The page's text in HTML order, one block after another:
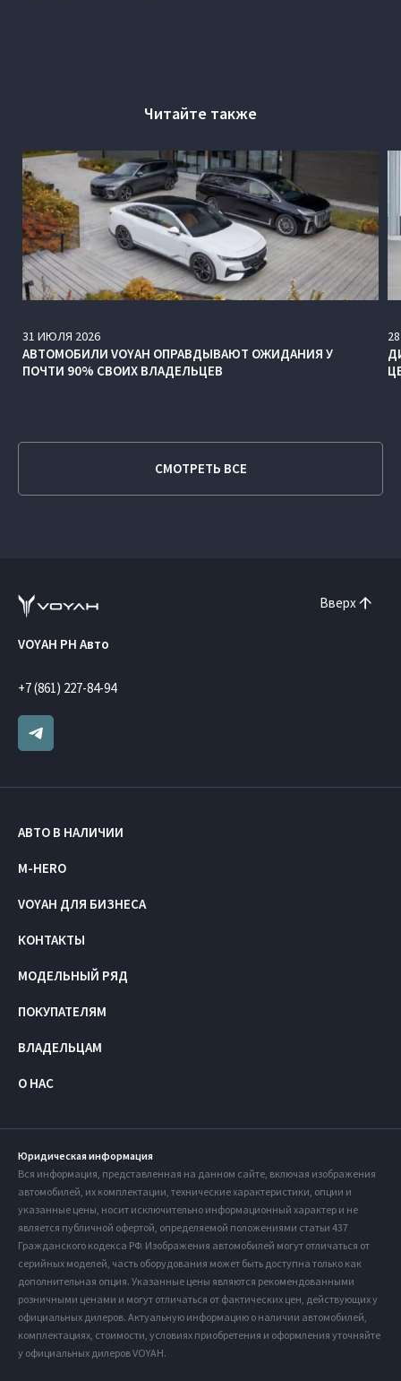
Читайте также
31 ИЮЛЯ 2026
АВТОМОБИЛИ VOYAH ОПРАВДЫВАЮТ ОЖИДАНИЯ У
ПОЧТИ 90% СВОИХ ВЛАДЕЛЬЦЕВ
28
СМОТРЕТЬ ВСЕ
Вверх
VOYAH РН Авто
+7 (861) 227-84-94
АВТО В НАЛИЧИИ
M-HERO
VOYAH ДЛЯ БИЗНЕСА
КОНТАКТЫ
МОДЕЛЬНЫЙ РЯД
ПОКУПАТЕЛЯМ
ВЛАДЕЛЬЦАМ
О НАС
Юридическая информация
Вся информация, представленная на данном сайте, включая изображения
автомобилей, их комплектации, технические характеристики, опции и
указанные цены, носит исключительно информационный характер и не
является публичной офертой, определяемой положениями статьи 437
Гражданского кодекса РФ. Изображения автомобилей могут отличаться от
серийных моделей, часть оборудования может быть доступна только как
дополнительная опция. Указанные цены являются рекомендованными
розничными ценами и могут отличаться от фактических цен, действующих у
официальных дилеров. Актуальную информацию о наличии автомобилей,
комплектациях, стоимости, условиях приобретения и оформления уточняйте
у официальных дилеров VOYAH.